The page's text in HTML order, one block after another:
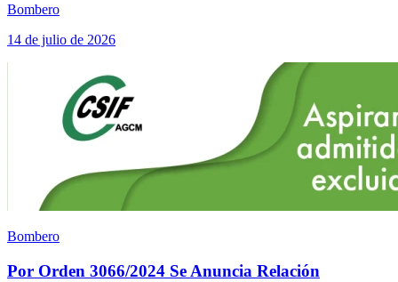
Bombero
14 de julio de 2026
Bombero
Por Orden 3066/2024 Se Anuncia Relación